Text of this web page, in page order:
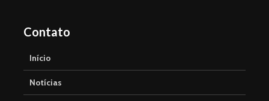
Contato
Início
Notícias